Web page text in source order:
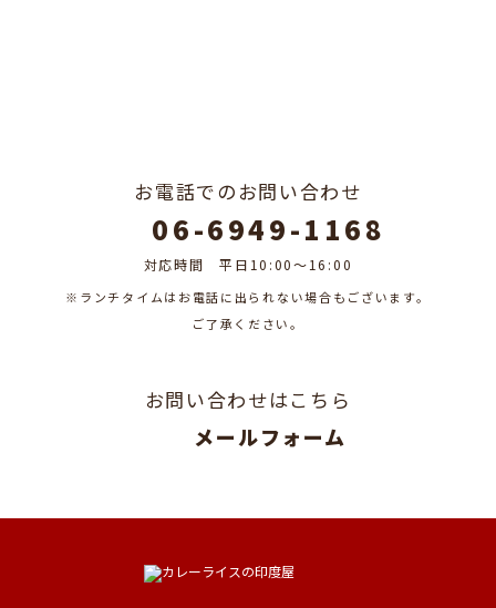
お電話でのお問い合わせ
06-6949-1168
対応時間 平日10:00～16:00
※ランチタイムはお電話に出られない場合もございます。
​​​​​​​​​​​​​​ご了承ください。
お問い合わせはこちら
メールフォーム